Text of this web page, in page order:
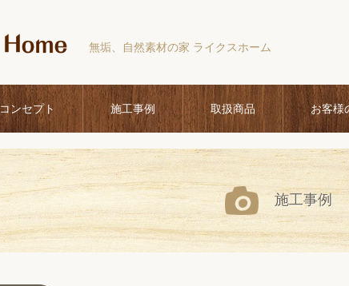
無垢、自然素材の家 ライクスホーム
コンセプト 施工事例 取扱商品 お客様
施工事例